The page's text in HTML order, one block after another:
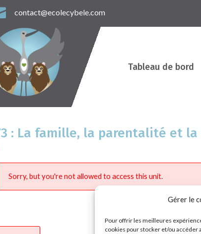
Gérer le
Pour offrir les meilleures
cookies pour stocker et/ou accéder
contact@ecolecybele.com
Tableau de bord
: La famille, la parentalité et
Sorry, but you're not allowed to access this unit.